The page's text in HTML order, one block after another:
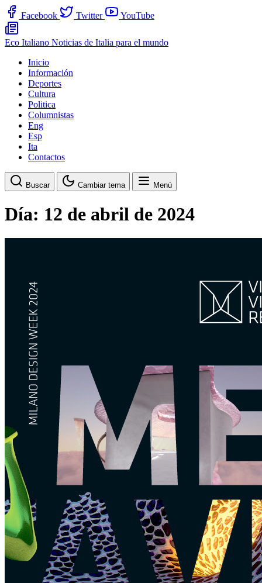
Facebook Twitter YouTube
Eco Italiano Noticias de Italia para el mundo
Inicio
Información
Deportes
Cultura
Politica
Columnistas
Eng
Esp
Ita
Contactos
Buscar Cambiar tema Menú
Día: 12 de abril de 2024